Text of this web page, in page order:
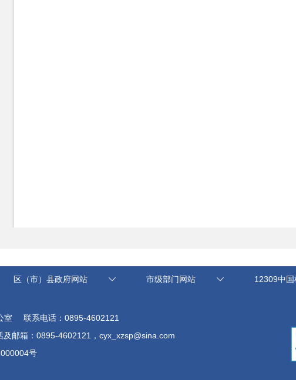
区（市）县政府网站 市级部门网站 12309中
室
联系电话：0895-4602121
邮箱：0895-4602121，cyx_xzsp@sina.com
号